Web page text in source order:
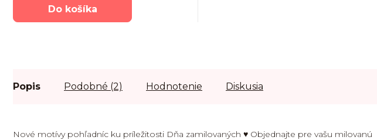
hviezdičiek.
Do košíka
Popis Podobné (2) Hodnotenie Diskusia
Nové motívy pohľadníc ku príležitosti Dňa zamilovaných ♥️ Objednajte pre vašu milovanú